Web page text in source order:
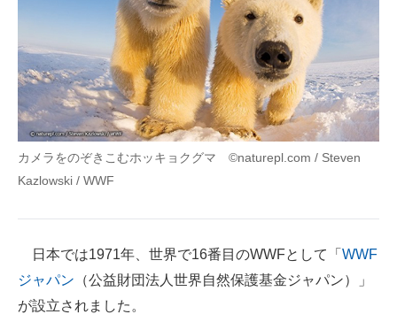
カメラをのぞきこむホッキョクグマ ©naturepl.com / Steven
Kazlowski / WWF
日本では1971年、世界で16番目のWWFとして「 WWF
ジャパン （公益財団法人世界自然保護基金ジャパン）」
が設立されました。